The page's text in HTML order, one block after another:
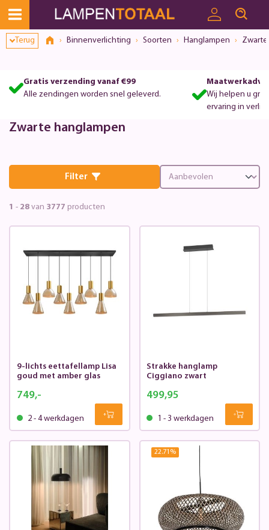
Terug Binnenverlichting Soorten Hanglampen
Gratis verzending vanaf €99
Alle zendingen worden snel geleverd.
Wij helpen u
ervaring in
Zwarte hanglampen
Filter
1 - 28 van 3777 producten
9-lichts eettafellamp Lisa
goud met amber glas
749,-
2 - 4 werkdagen
Strakke hanglamp
Ciggiano zwart
499,95
1 - 3 werkdagen
22.71 %
Toestemmingsvenster geopend